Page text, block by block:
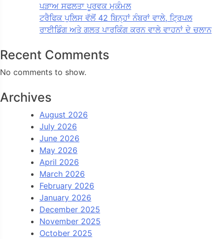
ਪੜਾਅ ਸਫਲਤਾ ਪੂਰਵਕ ਮੁਕੰਮਲ
ਟਰੈਫਿਕ ਪੁਲਿਸ ਵੱਲੋਂ 42 ਬਿਨ੍ਹਾਂ ਨੰਬਰਾਂ ਵਾਲੇ, ਟ੍ਰਿਪਲ
ਰਾਈਡਿੰਗ ਅਤੇ ਗਲਤ ਪਾਰਕਿੰਗ ਕਰਨ ਵਾਲੇ ਵਾਹਨਾਂ ਦੇ ਚਲਾਨ
Recent Comments
No comments to show.
Archives
August 2026
July 2026
June 2026
May 2026
April 2026
March 2026
February 2026
January 2026
December 2025
November 2025
October 2025